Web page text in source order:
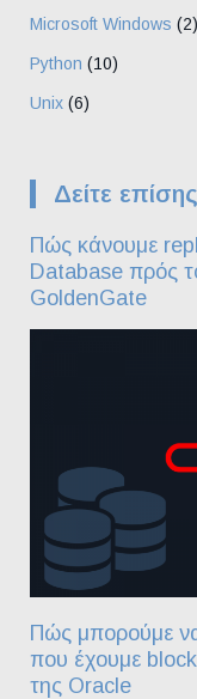
Microsoft Windows (2)
Python (10)
Unix (6)
Δείτε επίσης
Πώς κάνουμε
Database πρός
GoldenGate
Πώς μπορούμε
που έχουμε
της Oracle